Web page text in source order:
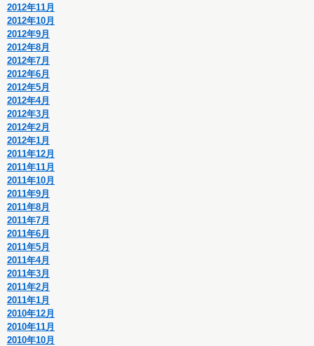
2012年11月
2012年10月
2012年9月
2012年8月
2012年7月
2012年6月
2012年5月
2012年4月
2012年3月
2012年2月
2012年1月
2011年12月
2011年11月
2011年10月
2011年9月
2011年8月
2011年7月
2011年6月
2011年5月
2011年4月
2011年3月
2011年2月
2011年1月
2010年12月
2010年11月
2010年10月